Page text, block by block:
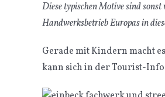
Diese typischen Motive sind
Handwerksbetrieb Europas in
Gerade mit Kindern macht
kann sich in der Tourist-